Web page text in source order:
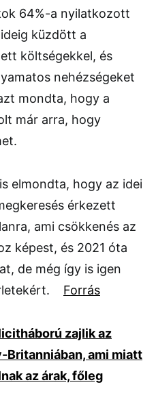
64%-a nyilatkozott
küzdött a
költségekkel, és
nehézségeket
mondta, hogy a
már arra, hogy
elmondta, hogy az idei
érkezett
ami csökkenés az
képest, és 2021 óta
de még így is igen
Forrás
zajlik az
Britanniában, ami miatt
az árak, főleg